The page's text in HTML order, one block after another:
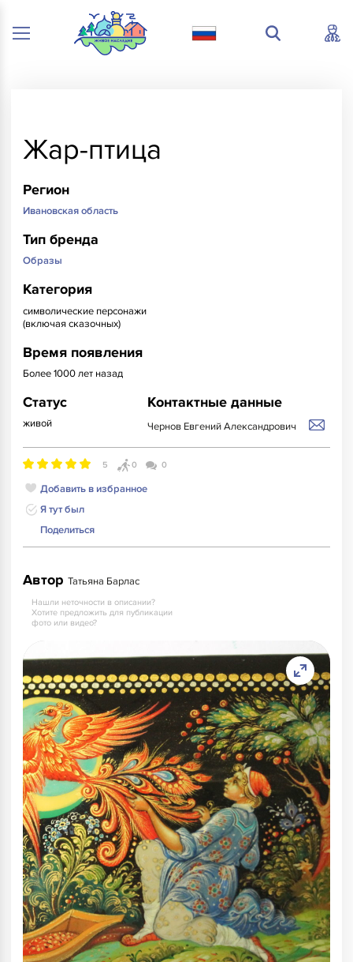
Жар-птица
Регион
Ивановская область
Тип бренда
Образы
Категория
символические персонажи
(включая сказочных)
Время появления
Более 1000 лет назад
Статус
живой
Контактные данные
Чернов Евгений Александрович
5 0 0
Добавить в избранное
Я тут был
Поделиться
Автор Татьяна Барлас
Нашли неточности в описании?
Хотите предложить для публикации
фото или видео?